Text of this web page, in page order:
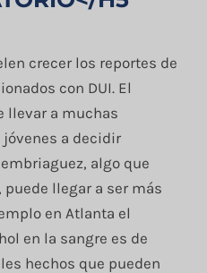
crecer los reportes de
con DUI. El
llevar a muchas
jóvenes a decidir
algo que
llegar a ser más
en Atlanta el
en la sangre es de
hechos que pueden